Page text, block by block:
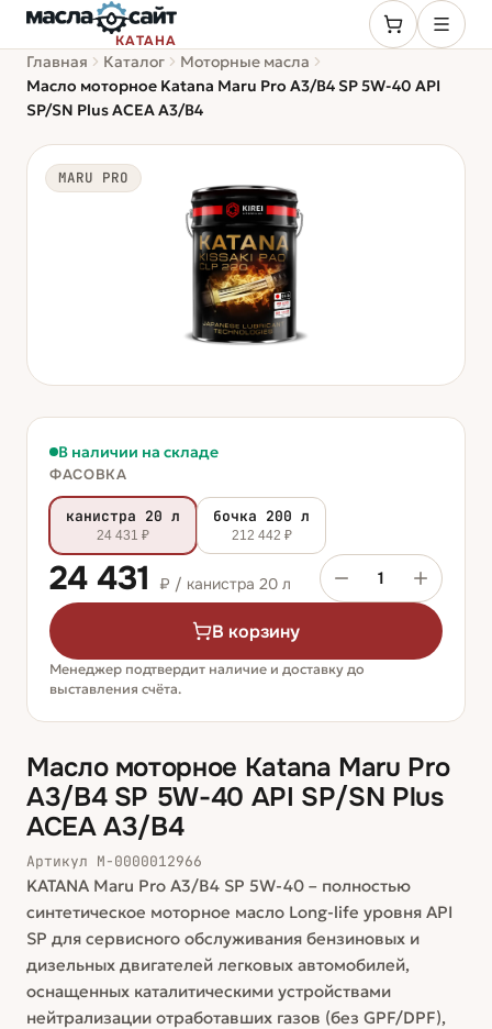
КАТАНА
Главная Каталог
Моторные масла
Масло моторное Katana Maru Pro A3/B4 SP 5W-40 API
SP/SN Plus ACEA A3/B4
MARU PRO
Масло моторное Katana Maru Pro
A3/B4 SP 5W-40 API SP/SN Plus
ACEA A3/B4
Артикул М-0000012966
KATANA Maru Pro A3/B4 SP 5W-40 – полностью
синтетическое моторное масло Long-life уровня API
SP для сервисного обслуживания бензиновых и
дизельных двигателей легковых автомобилей,
оснащенных каталитическими устройствами
нейтрализации отработавших газов (без GPF/DPF),
В наличии на складе
ФАСОВКА
канистра 20 л
24 431 ₽
бочка 200 л
212 442 ₽
24 431 ₽ / канистра 20 л 1
В корзину
Менеджер подтвердит наличие и доставку до
выставления счёта.